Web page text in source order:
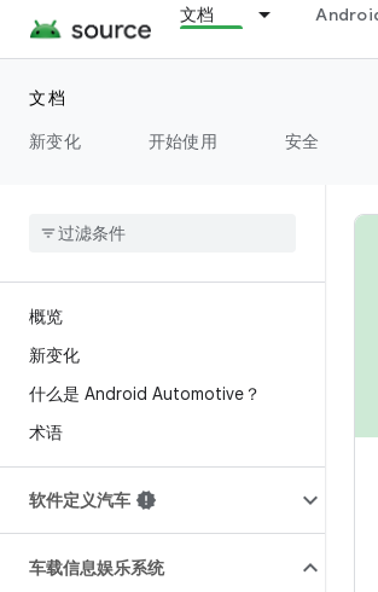
文档
文档
新变化
开始使用 安全
概览
新变化
什么是 Android Automotive？
术语
软件定义汽车
车载信息娱乐系统